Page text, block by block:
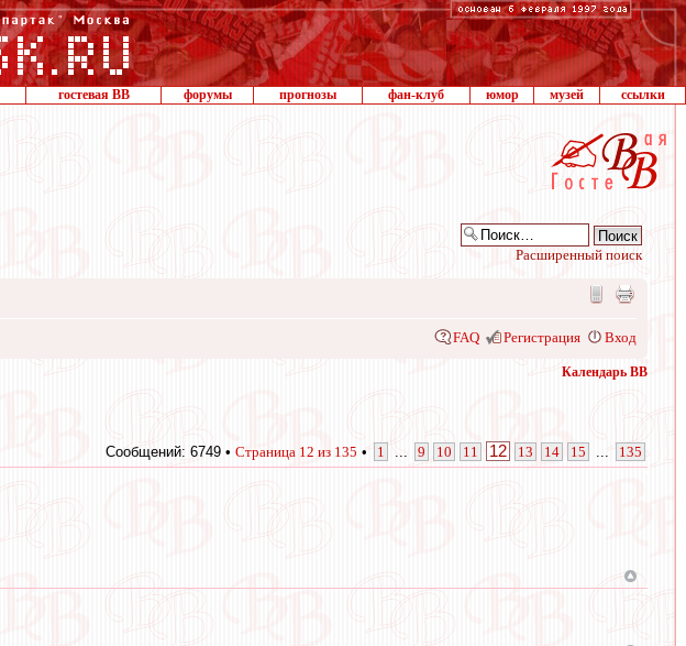
гостевая ВВ форумы прогнозы фан-клуб юмор музей ссылки
Расширенный поиск
FAQ Регистрация Вход
Календарь ВВ
Сообщений: 6749 • Страница 12 из 135 • 1 9 10 11 12 13 14 15 135